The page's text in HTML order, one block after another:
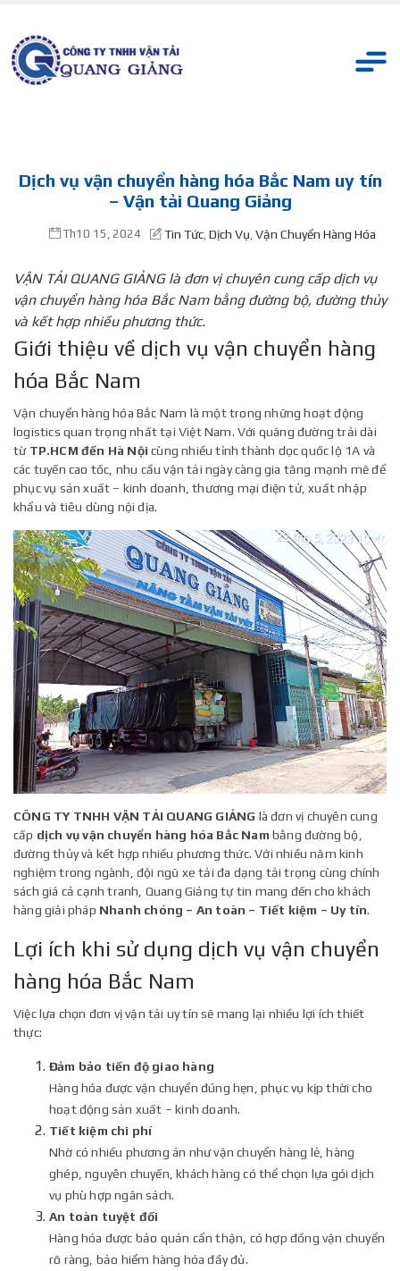
Dịch vụ vận chuyển hàng hóa Bắc Nam uy tín
– Vận tải Quang Giảng
Th10 15, 2024 Tin Tức, Dịch Vụ, Vận Chuyển Hàng Hóa
VẬN TẢI QUANG GIẢNG là đơn vị chuyên cung cấp dịch vụ
vận chuyển hàng hóa Bắc Nam bằng đường bộ, đường thủy
và kết hợp nhiều phương thức.
Giới thiệu về dịch vụ vận chuyển hàng
hóa Bắc Nam
Vận chuyển hàng hóa Bắc Nam là một trong những hoạt động
logistics quan trọng nhất tại Việt Nam. Với quãng đường trải dài
từ TP.HCM đến Hà Nội cùng nhiều tỉnh thành dọc quốc lộ 1A và
các tuyến cao tốc, nhu cầu vận tải ngày càng gia tăng mạnh mẽ để
phục vụ sản xuất – kinh doanh, thương mại điện tử, xuất nhập
khẩu và tiêu dùng nội địa.
CÔNG TY TNHH VẬN TẢI QUANG GIẢNG là đơn vị chuyên cung
cấp dịch vụ vận chuyển hàng hóa Bắc Nam bằng đường bộ,
đường thủy và kết hợp nhiều phương thức. Với nhiều năm kinh
nghiệm trong ngành, đội ngũ xe tải đa dạng tải trọng cùng chính
sách giá cả cạnh tranh, Quang Giảng tự tin mang đến cho khách
hàng giải pháp Nhanh chóng – An toàn – Tiết kiệm – Uy tín.
Lợi ích khi sử dụng dịch vụ vận chuyển
hàng hóa Bắc Nam
Việc lựa chọn đơn vị vận tải uy tín sẽ mang lại nhiều lợi ích thiết
thực:
Đảm bảo tiến độ giao hàng
Hàng hóa được vận chuyển đúng hẹn, phục vụ kịp thời cho
hoạt động sản xuất – kinh doanh.
Tiết kiệm chi phí
Nhờ có nhiều phương án như vận chuyển hàng lẻ, hàng
ghép, nguyên chuyến, khách hàng có thể chọn lựa gói dịch
vụ phù hợp ngân sách.
An toàn tuyệt đối
Hàng hóa được bảo quản cẩn thận, có hợp đồng vận chuyển
rõ ràng, bảo hiểm hàng hóa đầy đủ.